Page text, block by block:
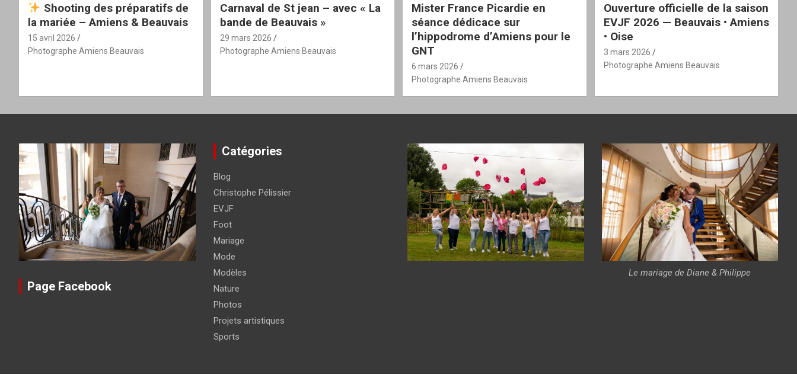
Shooting des préparatifs de
la mariée – Amiens & Beauvais
15 avril 2026
Photographe Amiens Beauvais
Carnaval de St jean – avec « La
bande de Beauvais »
29 mars 2026
Photographe Amiens Beauvais
Mister France Picardie en
séance dédicace sur
l’hippodrome d’Amiens pour le
GNT
6 mars 2026
Photographe Amiens Beauvais
Ouverture officielle de la saison
EVJF 2026 — Beauvais • Amiens
• Oise
3 mars 2026
Photographe Amiens Beauvais
Page Facebook
Catégories
Blog
Christophe Pélissier
EVJF
Foot
Mariage
Mode
Modèles
Nature
Photos
Projets artistiques
Sports
Le mariage de Diane & Philippe